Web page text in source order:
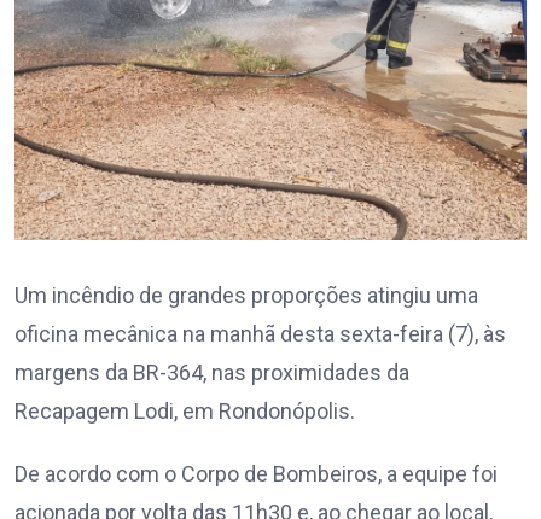
Um incêndio de grandes proporções atingiu uma
oficina mecânica na manhã desta sexta-feira (7), às
margens da BR-364, nas proximidades da
Recapagem Lodi, em Rondonópolis.
De acordo com o Corpo de Bombeiros, a equipe foi
acionada por volta das 11h30 e, ao chegar ao local,